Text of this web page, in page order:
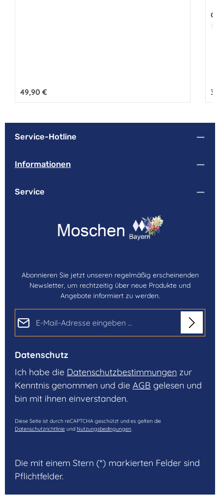
Regulärer Preis:
49,90 €
Service-Hotline
Informationen
Service
Abonnieren Sie jetzt unseren regelmäßig erscheinenden
Newsletter, um rechtzeitig über neue Produkte und
Angebote informiert zu werden.
Datenschutz
Ich habe die Datenschutzbestimmungen zur
Kenntnis genommen und die AGB gelesen und
bin mit ihnen einverstanden.
Diese Seite ist durch reCAPTCHA geschützt und es gelten die
Datenschutzrichtlinie und Nutzungsbedingungen.
Die mit einem Stern (*) markierten Felder sind
Pflichtfelder.